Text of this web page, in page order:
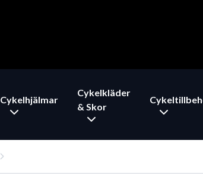
Cykelhjälmar
Cykelkläder
& Skor